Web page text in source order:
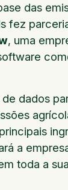
das
fez
, uma
dados
a
toda a